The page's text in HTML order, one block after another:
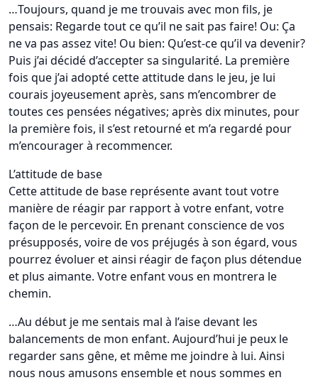
…Toujours, quand je me trouvais avec mon fils, je
pensais: Regarde tout ce qu’il ne sait pas faire! Ou: Ça
ne va pas assez vite! Ou bien: Qu’est-ce qu’il va devenir?
Puis j’ai décidé d’accepter sa singularité. La première
fois que j’ai adopté cette attitude dans le jeu, je lui
courais joyeusement après, sans m’encombrer de
toutes ces pensées négatives; après dix minutes, pour
la première fois, il s’est retourné et m’a regardé pour
m’encourager à recommencer.
L’attitude de base
Cette attitude de base représente avant tout votre
manière de réagir par rapport à votre enfant, votre
façon de le percevoir. En prenant conscience de vos
présupposés, voire de vos préjugés à son égard, vous
pourrez évoluer et ainsi réagir de façon plus détendue
et plus aimante. Votre enfant vous en montrera le
chemin.
…Au début je me sentais mal à l’aise devant les
balancements de mon enfant. Aujourd’hui je peux le
regarder sans gêne, et même me joindre à lui. Ainsi
nous nous amusons ensemble et nous sommes en